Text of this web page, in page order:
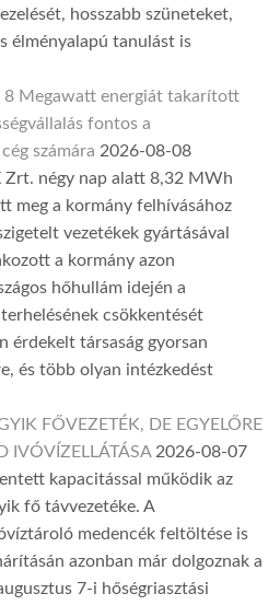
hosszabb szüneteket,
élményalapú tanulást is
8 Megawatt energiát takarított
fontos a
számára 2026-08-08
Zrt. négy nap alatt 8,32 MWh
meg a kormány felhívásához
vezetékek gyártásával
a kormány azon
hőhullám idején a
csökkentését
érdekelt társaság gyorsan
és több olyan intézkedést
FŐVEZETÉK, DE EGYELŐRE
IVÓVÍZELLÁTÁSA 2026-08-07
kapacitással működik az
fő távvezetéke. A
medencék feltöltése is
azonban már dolgoznak a
7-i hőségriasztási